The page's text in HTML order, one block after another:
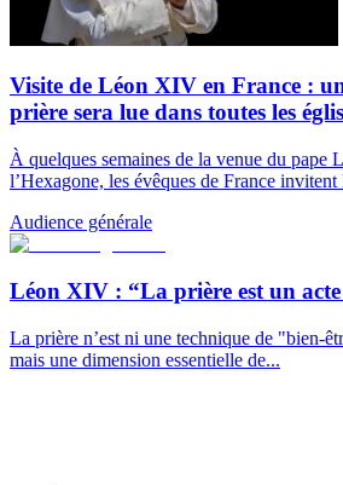
Visite de Léon XIV en France :
prière sera lue dans toutes les
À quelques semaines de la venue du pape
l’Hexagone, les évêques de France invitent
Audience générale
Léon XIV : “La prière est un acte
La prière n’est ni une technique de "bien-
mais une dimension essentielle de...